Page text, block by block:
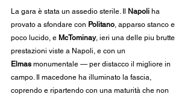
La gara è stata un assedio sterile. Il Napoli ha
provato a sfondare con Politano, apparso stanco e
poco lucido, e McTominay, ieri una delle piu brutte
prestazioni viste a Napoli, e con un
Elmas monumentale — per distacco il migliore in
campo. Il macedone ha illuminato la fascia,
coprendo e ripartendo con una maturità che non